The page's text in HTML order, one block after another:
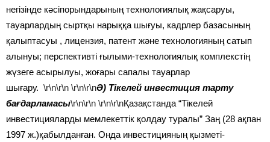
негізінде кәсіпорындарының технологиялық жақсаруы,
тауарлардың сыртқы нарыққа шығуы, кадрлер базасының
қалыптасуы , лицензия, патент және технологияның сатып
алынуы; перспективті ғылыми-технологиялық комплекстің
жүзеге асырылуы, жоғары сапалы тауарлар
шығару. \r\n\r\n \r\n\r\nӘ) Тікелей инвестиция тарту
бағдарламасы\r\n\r\n \r\n\r\nҚазақстанда “Тікелей
инвестицияларды мемлекеттік қолдау туралы” Заң (28 ақпан
1997 ж.)қабылданған. Онда инвестицияның қызметі-